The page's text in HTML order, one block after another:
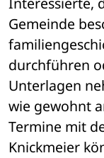
Gemeinde
durchführen
Unterlagen
wie gewohnt
Termine mit
Knickmeier